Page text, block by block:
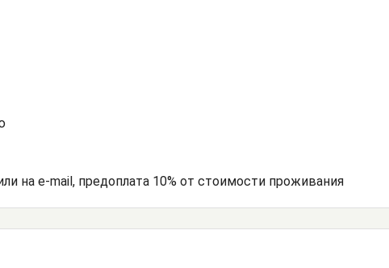
на e-mail, предоплата 10% от стоимости проживания